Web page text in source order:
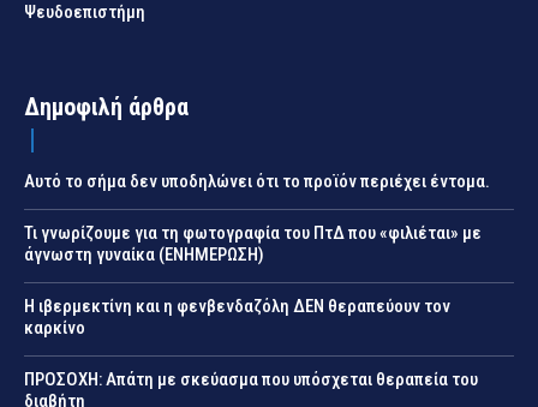
Ψευδοεπιστήμη
Δημοφιλή άρθρα
Αυτό το σήμα δεν υποδηλώνει ότι το προϊόν περιέχει έντομα.
Τι γνωρίζουμε για τη φωτογραφία του ΠτΔ που «φιλιέται» με
άγνωστη γυναίκα (ΕΝΗΜΕΡΩΣΗ)
Η ιβερμεκτίνη και η φενβενδαζόλη ΔΕΝ θεραπεύουν τον
καρκίνο
ΠΡΟΣΟΧΗ: Απάτη με σκεύασμα που υπόσχεται θεραπεία του
διαβήτη